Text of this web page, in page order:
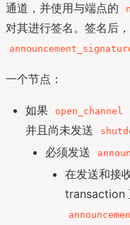
通道，并使用与端点的
对其进行签名。签名后
一个节点：
如果 open_channel
并且尚未发送
必须发送
在发送和接
transaction